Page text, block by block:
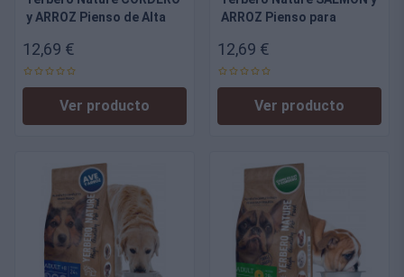
y ARROZ Pienso de Alta
Perros
12,69 €
Ver producto
ARROZ Pienso para
Grandes, Alta
Digestibilidad
12,69 €
Ver producto